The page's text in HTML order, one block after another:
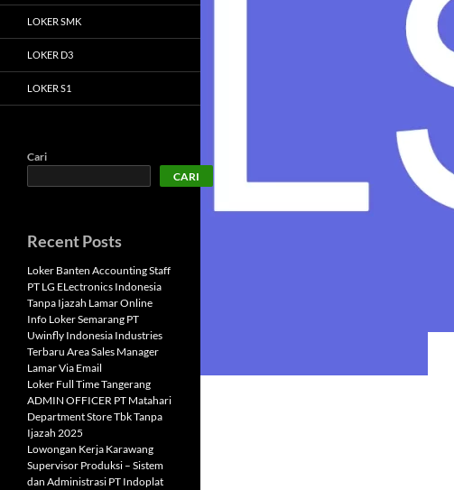
LOKER SMK
LOKER D3
LOKER S1
Cari
CARI
Recent Posts
Loker Banten Accounting Staff
PT LG ELectronics Indonesia
Tanpa Ijazah Lamar Online
Info Loker Semarang PT
Uwinfly Indonesia Industries
Terbaru Area Sales Manager
Lamar Via Email
Loker Full Time Tangerang
ADMIN OFFICER PT Matahari
Department Store Tbk Tanpa
Ijazah 2025
Lowongan Kerja Karawang
Supervisor Produksi – Sistem
dan Administrasi PT Indoplat